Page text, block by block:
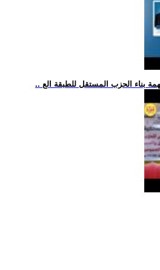
بناء الحزب المستقل للطبقة الع